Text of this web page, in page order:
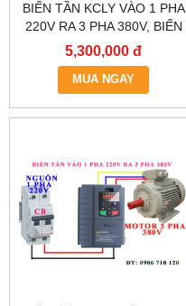
BIẾN TẦN KCLY VÀO 1 PHA
220V RA 3 PHA 380V, BIẾN
TẦN KCLY KOC600-
5R5GT3-B
5,300,000 đ
MUA NGAY